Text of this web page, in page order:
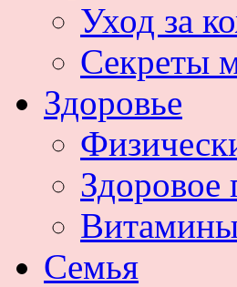
Уход за
Секреты
Здоровье
Здоровое
Семья